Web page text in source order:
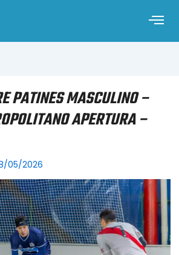
PATINES MASCULINO –
APERTURA –
05/2026